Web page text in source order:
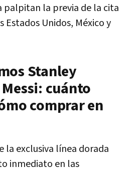
palpitan la previa de la cita
Estados Unidos, México y
Stanley
cuánto
comprar en
la exclusiva línea dorada
inmediato en las